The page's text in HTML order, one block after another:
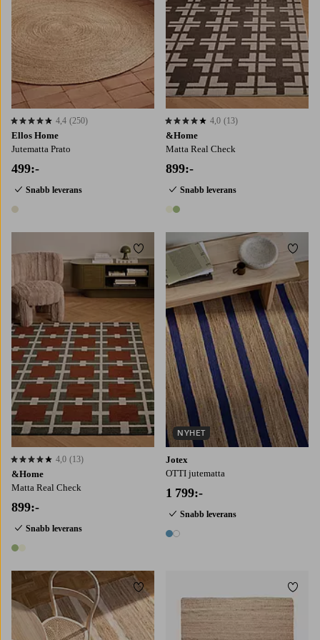
Ellos Home
Jutematta Prato
499:-
Snabb leverans
1 färg
4,4 baserat på 250 st betyg
4,4 (250)
&Home
Matta Real Check
899:-
Snabb leverans
2 färger
4,0 baserat på 13 st betyg
4,0 (13)
&Home
Matta Real Check
899:-
Snabb leverans
2 färger
4,0 baserat på 13 st betyg
4,0 (13)
Lägg till i favoriter
130X190 160X230 200X290240X290
Jotex
OTTI jutematta
1 799:-
Snabb leverans
2 färger
NYHET
160X230200X300
Lägg till i favoriter
160X230 200X300 160X230 200X290